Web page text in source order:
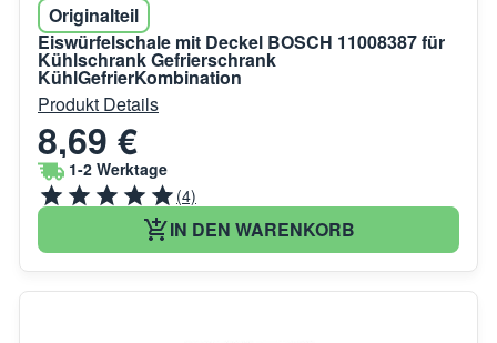
Originalteil
Eiswürfelschale mit Deckel BOSCH 11008387 für
Kühlschrank Gefrierschrank
KühlGefrierKombination
Produkt Details
8,69 €
1-2 Werktage
(4)
IN DEN WARENKORB